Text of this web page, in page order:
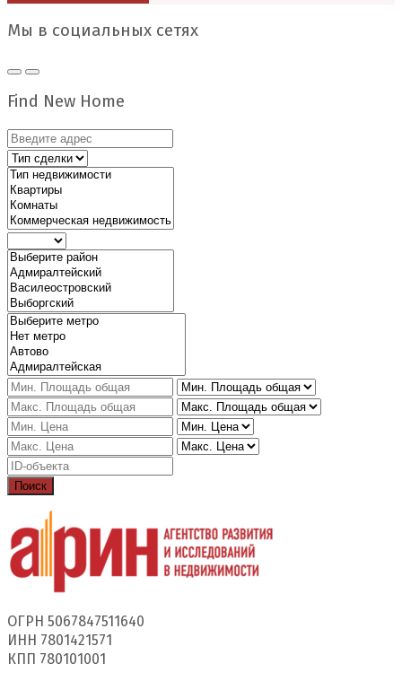
Мы в социальных сетях
Find New Home
Поиск
ОГРН 5067847511640
ИНН 7801421571
КПП 780101001